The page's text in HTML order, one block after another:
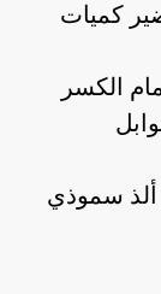
كميات
ألذ سموذي